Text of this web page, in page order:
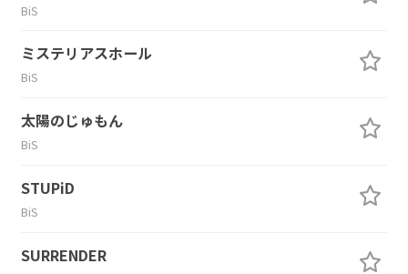
BiS
ミステリアスホール
BiS
太陽のじゅもん
BiS
STUPiD
BiS
SURRENDER